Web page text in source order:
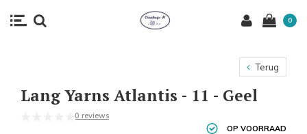
0
Terug
Lang Yarns Atlantis - 11 - Geel
0 reviews
OP VOORRAAD